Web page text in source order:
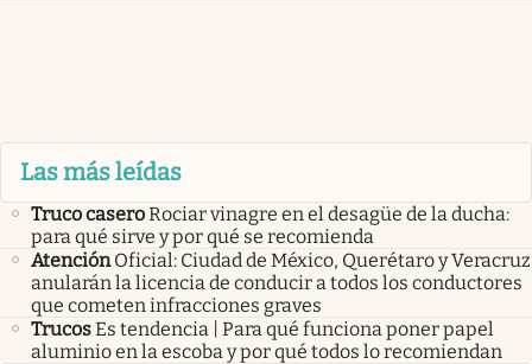
Las más leídas
Truco caseroRociar vinagre en el desagüe de la ducha:
para qué sirve y por qué se recomienda
Atención Oficial: Ciudad de México, Querétaro y Veracruz
anularán la licencia de conducir a todos los conductores
que cometen infracciones graves
TrucosEs tendencia | Para qué funciona poner papel
aluminio en la escoba y por qué todos lo recomiendan